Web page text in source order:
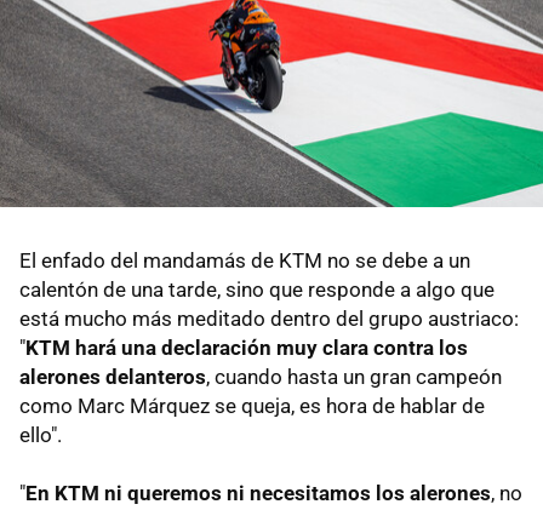
El enfado del mandamás de KTM no se debe a un
calentón de una tarde, sino que responde a algo que
está mucho más meditado dentro del grupo austriaco:
"KTM hará una declaración muy clara contra los
alerones delanteros, cuando hasta un gran campeón
como Marc Márquez se queja, es hora de hablar de
ello".
"En KTM ni queremos ni necesitamos los alerones, no